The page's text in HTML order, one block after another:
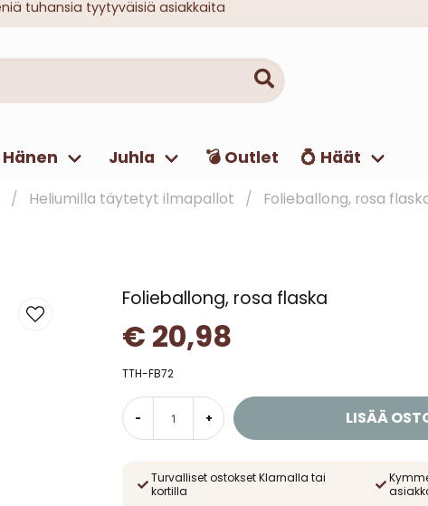
Nopeat toimitukset
Hänen Juhla 💣 Outlet 💍 Häät
Heliumilla täytetyt ilmapallot Folieballong, rosa
Folieballong, rosa flaska
€ 20,98
TTH-FB72
- + LISÄÄ
Turvalliset ostokset Klarnalla tai
kortilla